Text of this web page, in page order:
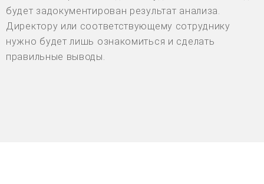
будет задокументирован результат анализа.
Директору или соответствующему сотруднику
нужно будет лишь ознакомиться и сделать
правильные выводы.